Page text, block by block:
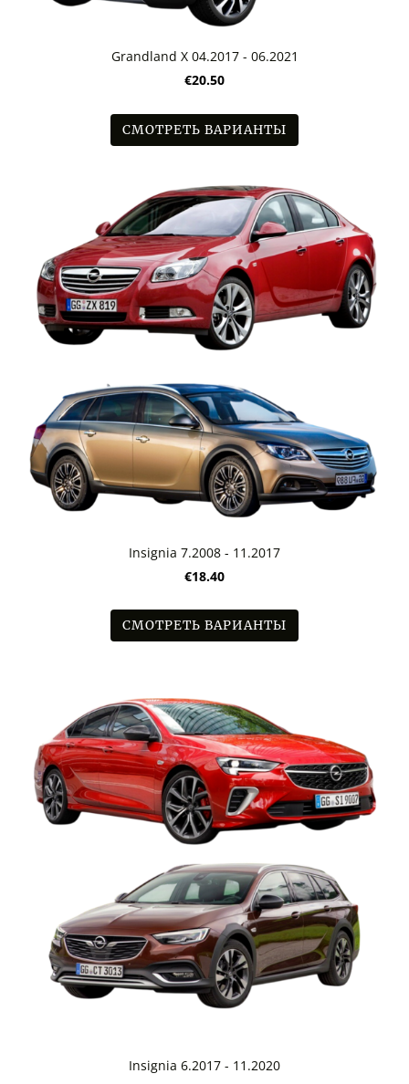
Grandland X 04.2017 - 06.2021
€20.50
СМОТРЕТЬ ВАРИАНТЫ
Insignia 7.2008 - 11.2017
€18.40
СМОТРЕТЬ ВАРИАНТЫ
Insignia 6.2017 - 11.2020